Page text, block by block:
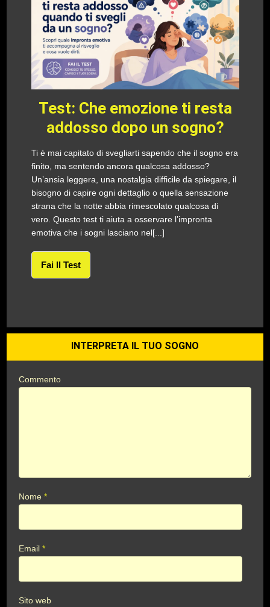
Test: Che emozione ti resta
addosso dopo un sogno?
Ti è mai capitato di svegliarti sapendo che il sogno era
finito, ma sentendo ancora qualcosa addosso?
Un’ansia leggera, una nostalgia difficile da spiegare, il
bisogno di capire ogni dettaglio o quella sensazione
strana che la notte abbia rimescolato qualcosa di
vero. Questo test ti aiuta a osservare l’impronta
emotiva che i sogni lasciano nel[...]
Fai Il Test
INTERPRETA IL TUO SOGNO
Commento
Nome*
Email*
Sito web